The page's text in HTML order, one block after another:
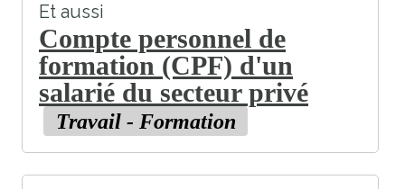
Et aussi
Compte personnel de
formation (CPF) d'un
salarié du secteur privé
Travail - Formation